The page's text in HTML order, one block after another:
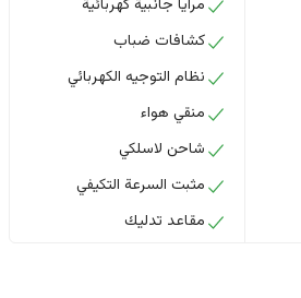
مرايا جانبية كهربائية
كشافات ضباب
نظام التوجيه الكهربائي
منقي هواء
شاحن لاسلكي
مثبت السرعة التكيفي
مقاعد تدليك